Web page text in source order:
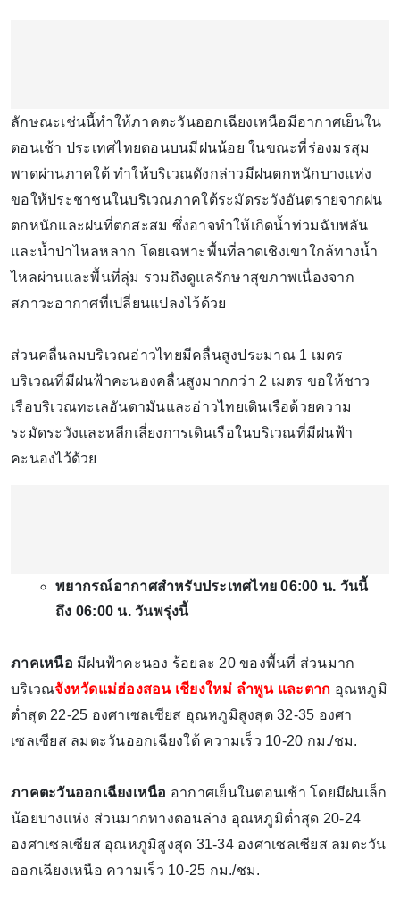
ลักษณะเช่นนี้ทำให้ภาคตะวันออกเฉียงเหนือมีอากาศเย็นใน
ตอนเช้า ประเทศไทยตอนบนมีฝนน้อย ในขณะที่ร่องมรสุม
พาดผ่านภาคใต้ ทำให้บริเวณดังกล่าวมีฝนตกหนักบางแห่ง
ขอให้ประชาชนในบริเวณภาคใต้ระมัดระวังอันตรายจากฝน
ตกหนักและฝนที่ตกสะสม ซึ่งอาจทำให้เกิดน้ำท่วมฉับพลัน
และน้ำป่าไหลหลาก โดยเฉพาะพื้นที่ลาดเชิงเขาใกล้ทางน้ำ
ไหลผ่านและพื้นที่ลุ่ม รวมถึงดูแลรักษาสุขภาพเนื่องจาก
สภาวะอากาศที่เปลี่ยนแปลงไว้ด้วย
ส่วนคลื่นลมบริเวณอ่าวไทยมีคลื่นสูงประมาณ 1 เมตร
บริเวณที่มีฝนฟ้าคะนองคลื่นสูงมากกว่า 2 เมตร ขอให้ชาว
เรือบริเวณทะเลอันดามันและอ่าวไทยเดินเรือด้วยความ
ระมัดระวังและหลีกเลี่ยงการเดินเรือในบริเวณที่มีฝนฟ้า
คะนองไว้ด้วย
พยากรณ์อากาศสำหรับประเทศไทย 06:00 น. วันนี้
ถึง 06:00 น. วันพรุ่งนี้
ภาคเหนือ มีฝนฟ้าคะนอง ร้อยละ 20 ของพื้นที่ ส่วนมาก
บริเวณจังหวัดแม่ฮ่องสอน เชียงใหม่ ลำพูน และตาก อุณหภูมิ
ต่ำสุด 22-25 องศาเซลเซียส อุณหภูมิสูงสุด 32-35 องศา
เซลเซียส ลมตะวันออกเฉียงใต้ ความเร็ว 10-20 กม./ชม.
ภาคตะวันออกเฉียงเหนือ อากาศเย็นในตอนเช้า โดยมีฝนเล็ก
น้อยบางแห่ง ส่วนมากทางตอนล่าง อุณหภูมิต่ำสุด 20-24
องศาเซลเซียส อุณหภูมิสูงสุด 31-34 องศาเซลเซียส ลมตะวัน
ออกเฉียงเหนือ ความเร็ว 10-25 กม./ชม.